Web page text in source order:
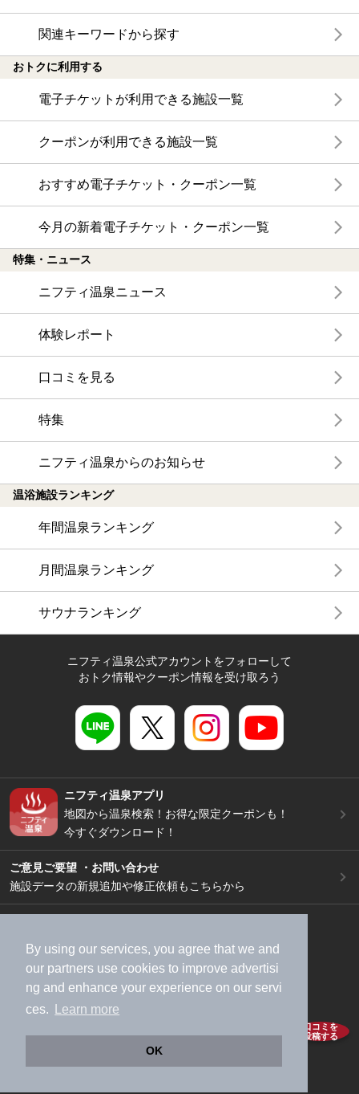
By using our services, you agree that we and
our partners use cookies to improve advertisi
ng and enhance your experience on our servi
ces.
Learn more
OK
口コミを
投稿する
関連キーワードから探す
おトクに利用する
電子チケットが利用できる施設一覧
クーポンが利用できる施設一覧
おすすめ電子チケット・クーポン一覧
今月の新着電子チケット・クーポン一覧
特集・ニュース
ニフティ温泉ニュース
体験レポート
口コミを見る
特集
ニフティ温泉からのお知らせ
温浴施設ランキング
年間温泉ランキング
月間温泉ランキング
サウナランキング
ニフティ温泉公式アカウントをフォローして
おトク情報やクーポン情報を受け取ろう
ニフティ温泉アプリ
地図から温泉検索！お得な限定クーポンも！
今すぐダウンロード！
ご意見ご要望 ・お問い合わせ
施設データの新規追加や修正依頼もこちらから
加盟店募集（資料請求）
広告出稿のご案内
利用規約
ライフスタイルMEMBERS+規約
特定商取引法に基づく表記
ヘルプ
採用情報
運営会社